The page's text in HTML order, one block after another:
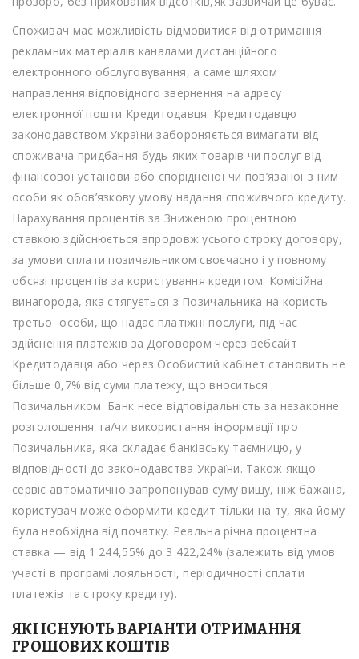
Споживач має можливість відмовитися від отримання
рекламних матеріалів каналами дистанційного
електронного обслуговування, а саме шляхом
направлення відповідного звернення на адресу
електронної пошти Кредитодавця. Кредитодавцю
законодавством України забороняється вимагати від
споживача придбання будь-яких товарів чи послуг від
фінансової установи або спорідненої чи пов’язаної з ним
особи як обов’язкову умову надання споживчого кредиту.
Нарахування процентів за Зниженою процентною
ставкою здійснюється впродовж усього строку договору,
за умови сплати позичальником своєчасно і у повному
обсязі процентів за користування кредитом. Комісійна
винагорода, яка стягується з Позичальника на користь
третьої особи, що надає платіжні послуги, під час
здійснення платежів за Договором через вебсайт
Кредитодавця або через Особистий кабінет становить не
більше 0,7% від суми платежу, що вноситься
Позичальником. Банк несе відповідальність за незаконне
розголошення та/чи використання інформації про
Позичальника, яка складає банківську таємницю, у
відповідності до законодавства України. Також якщо
сервіс автоматично запропонував суму вищу, ніж бажана,
користувач може оформити кредит тільки на ту, яка йому
була необхідна від початку. Реальна річна процентна
ставка — від 1 244,55% до 3 422,24% (залежить від умов
участі в програмі лояльності, періодичності сплати
платежів та строку кредиту).
ЯКІ ІСНУЮТЬ ВАРІАНТИ ОТРИМАННЯ
ГРОШОВИХ КОШТІВ